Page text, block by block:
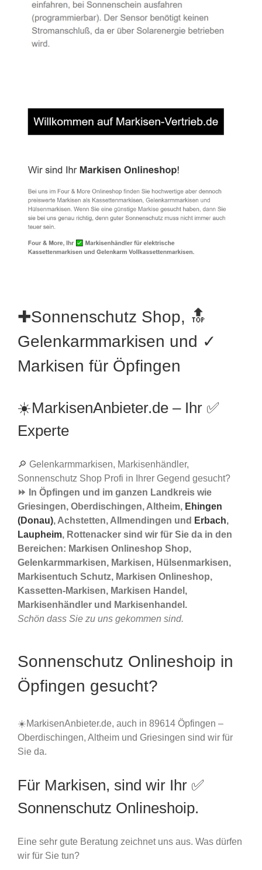
✚Sonnenschutz Shop, 🔝
Gelenkarmmarkisen und ✓
Markisen für Öpfingen
☀️MarkisenAnbieter.de – Ihr ✅
Experte
🔎 Gelenkarmmarkisen, Markisenhändler,
Sonnenschutz Shop Profi in Ihrer Gegend gesucht?
⏩ In Öpfingen und im ganzen Landkreis wie
Griesingen, Oberdischingen, Altheim, Ehingen
(Donau), Achstetten, Allmendingen und Erbach,
Laupheim, Rottenacker sind wir für Sie da in den
Bereichen: Markisen Onlineshop Shop,
Gelenkarmmarkisen, Markisen, Hülsenmarkisen,
Markisentuch Schutz, Markisen Onlineshop,
Kassetten-Markisen, Markisen Handel,
Markisenhändler und Markisenhandel.
Schön dass Sie zu uns gekommen sind.
Sonnenschutz Onlineshoip in
Öpfingen gesucht?
☀️MarkisenAnbieter.de, auch in 89614 Öpfingen –
Oberdischingen, Altheim und Griesingen sind wir für
Sie da.
Für Markisen, sind wir Ihr ✅
Sonnenschutz Onlineshoip.
Eine sehr gute Beratung zeichnet uns aus. Was dürfen
wir für Sie tun?